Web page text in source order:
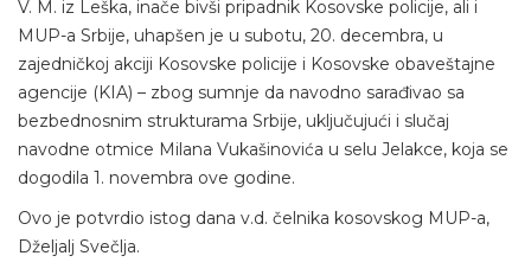
V. M. iz Leška, inače bivši pripadnik Kosovske policije, ali i
MUP-a Srbije, uhapšen je u subotu, 20. decembra, u
zajedničkoj akciji Kosovske policije i Kosovske obaveštajne
agencije (KIA) – zbog sumnje da navodno sarađivao sa
bezbednosnim strukturama Srbije, uključujući i slučaj
navodne otmice Milana Vukašinovića u selu Jelakce, koja se
dogodila 1. novembra ove godine.
Ovo je potvrdio istog dana v.d. čelnika kosovskog MUP-a,
Dželjalj Svečlja.